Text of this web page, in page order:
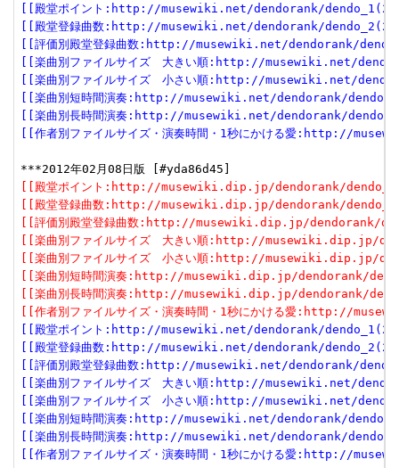
[[殿堂ポイント:http://musewiki.net/dendorank/
[[殿堂登録曲数:http://musewiki.net/dendorank/
[[評価別殿堂登録曲数:http://musewiki.net/dendorank/
[[楽曲別ファイルサイズ　大きい順:http://musewiki.net/
[[楽曲別ファイルサイズ　小さい順:http://musewiki.net/
[[楽曲別短時間演奏:http://musewiki.net/dendorank/
[[楽曲別長時間演奏:http://musewiki.net/dendorank/
[[作者別ファイルサイズ・演奏時間・1秒にかける愛:http://
[[殿堂ポイント:http://musewiki.dip.jp/dendorank/
[[殿堂登録曲数:http://musewiki.dip.jp/dendorank/
[[評価別殿堂登録曲数:http://musewiki.dip.jp/dendorank/
[[楽曲別ファイルサイズ　大きい順:http://musewiki.dip.jp/
[[楽曲別ファイルサイズ　小さい順:http://musewiki.dip.jp/
[[楽曲別短時間演奏:http://musewiki.dip.jp/dendorank/
[[楽曲別長時間演奏:http://musewiki.dip.jp/dendorank/
[[作者別ファイルサイズ・演奏時間・1秒にかける愛:http://
[[殿堂ポイント:http://musewiki.net/dendorank/
[[殿堂登録曲数:http://musewiki.net/dendorank/
[[評価別殿堂登録曲数:http://musewiki.net/dendorank/
[[楽曲別ファイルサイズ　大きい順:http://musewiki.net/
[[楽曲別ファイルサイズ　小さい順:http://musewiki.net/
[[楽曲別短時間演奏:http://musewiki.net/dendorank/
[[楽曲別長時間演奏:http://musewiki.net/dendorank/
[[作者別ファイルサイズ・演奏時間・1秒にかける愛:http://